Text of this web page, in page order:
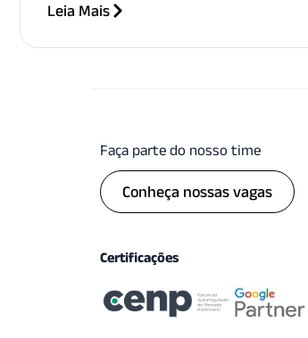
Leia Mais
Faça parte do nosso time
Conheça nossas vagas
Certificações